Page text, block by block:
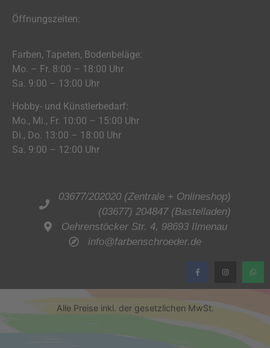
Öffnungszeiten:
Farben, Tapeten, Bodenbeläge:
Mo. – Fr. 8:00 – 18:00 Uhr
Sa. 9:00 – 13:00 Uhr
Hobby- und Künstlerbedarf:
Mo., Mi., Fr. 10:00 – 15:00 Uhr
Di., Do. 13:00 – 18:00 Uhr
Sa. 9:00 – 12:00 Uhr
03677/202020 (Zentrale + Onlineshop)
(03677) 204847 (Bastelladen)
Oehrenstöcker Str. 4, 98693 Ilmenau
info@farbenschroeder.de
Alle Preise inkl. der gesetzlichen MwSt.